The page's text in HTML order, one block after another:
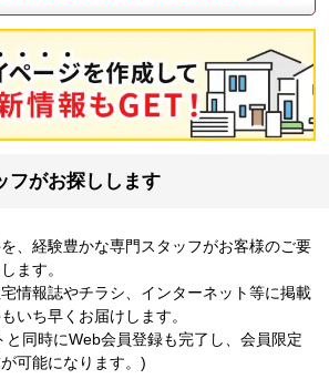
フがお探しします
、経験豊かな専門スタッフがお客様のご要
ます。
情報誌やチラシ、インターネット等に掲載
いち早くお届けします。
同時にWeb会員登録も完了し、会員限定
可能になります。)